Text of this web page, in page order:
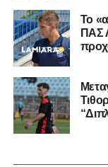
Cilento και
ποδοσφαιρική
Τον
του ευχόμαστε
Ακολουθήστε το
μαθαίνετε πρώτοι
Το
ΠΑΣ